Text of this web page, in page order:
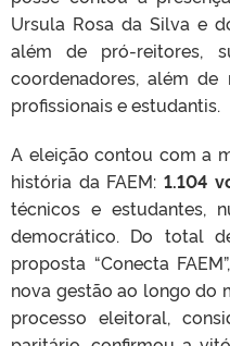
Ursula Rosa da Silva e
além de pró-reitores,
coordenadores, além de
profissionais e estudantis.
A eleição contou com a
história da FAEM: 1.104
técnicos e estudantes,
democrático. Do total
proposta “Conecta
nova gestão ao longo do
processo eleitoral,